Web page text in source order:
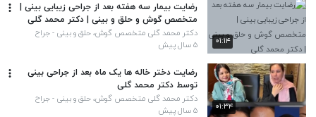
۰۱:۱۴
رضایت بیمار سه هفته بعد از جراحی زیبایی بینی |
متخصص گوش و حلق و بینی | دکتر محمد گلی
دکتر محمد گلی متخصص گوش، حلق و بینی - جراح
پلاستیک بینی و صورت
۵ سال پیش
۰۱:۳۴
رضایت دختر خاله ها یک ماه بعد از جراحی بینی
توسط دکتر محمد گلی
دکتر محمد گلی متخصص گوش، حلق و بینی - جراح
پلاستیک بینی و صورت
۵ سال پیش